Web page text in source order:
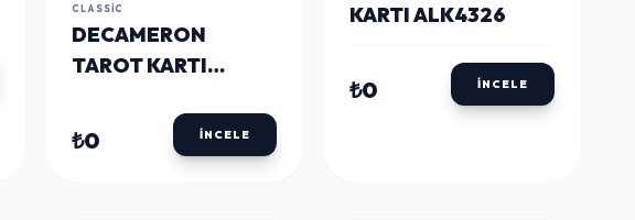
CLASSIC
DECAMERON
TAROT KARTI
₺0 İNCELE
KARTI ALK4326
₺0 İNCELE